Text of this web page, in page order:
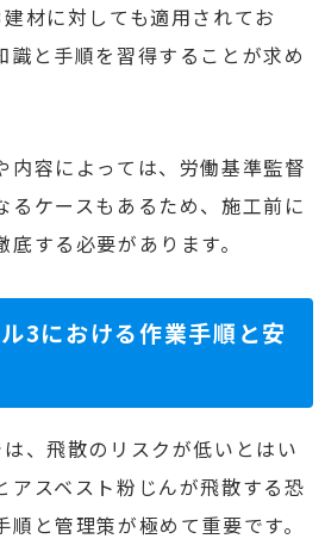
材に対しても適用されてお
識と手順を習得することが求め
内容によっては、労働基準監督
るケースもあるため、施工前に
する必要があります。
3における作業手順と安
、飛散のリスクが低いとはい
アスベスト粉じんが飛散する恐
と管理策が極めて重要です。